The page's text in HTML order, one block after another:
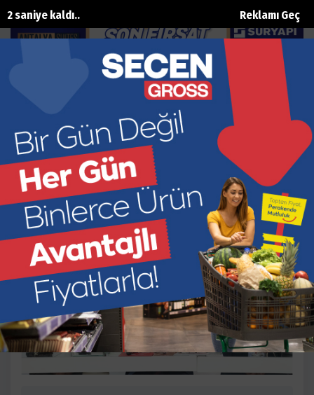
Reklamı Geç
1 saniye kaldı..
TTB için geri sayım başladı
Ana Sayfa Turizm